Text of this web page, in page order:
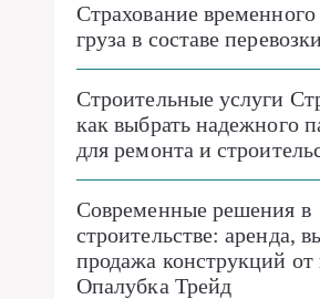
Страхование
груза в составе перевозки
Строительные услуги
как выбрать надежного
для ремонта и
Современные решения в
строительстве: аренда,
продажа конструкций
Опалубка Трейд